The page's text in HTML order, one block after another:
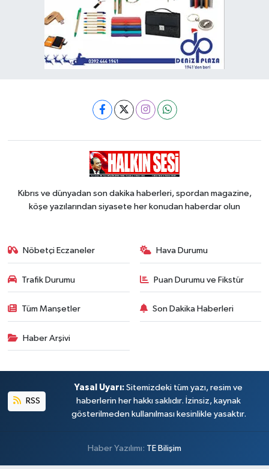
Kıbrıs ve dünyadan son dakika haberleri, spordan magazine,
köşe yazılarından siyasete her konudan haberdar olun
Nöbetçi Eczaneler Hava Durumu
Trafik Durumu Puan Durumu ve Fikstür
Tüm Manşetler Son Dakika Haberleri
Haber Arşivi
RSS
Yasal Uyarı: Sitemizdeki tüm yazı, resim ve
haberlerin her hakkı saklıdır. İzinsiz, kaynak
gösterilmeden kullanılması kesinlikle yasaktır.
Haber Yazılımı: TE Bilişim